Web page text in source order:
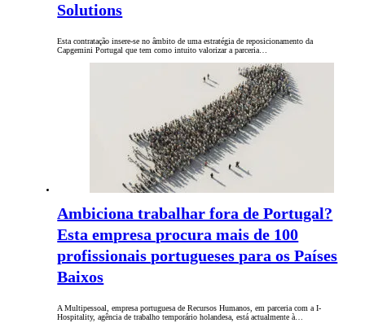
Solutions
Esta contratação insere-se no âmbito de uma estratégia de reposicionamento da
Capgemini Portugal que tem como intuito valorizar a parceria…
Ambiciona trabalhar fora de Portugal?
Esta empresa procura mais de 100
profissionais portugueses para os Países
Baixos
A Multipessoal, empresa portuguesa de Recursos Humanos, em parceria com a I-
Hospitality, agência de trabalho temporário holandesa, está actualmente à…